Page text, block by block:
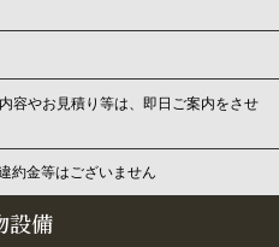
容やお見積り等は、即日ご案内をさせ
約金等はございません
設備